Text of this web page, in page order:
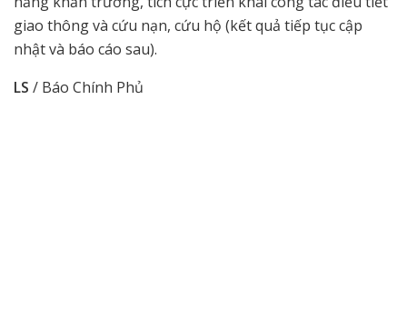
giao thông và cứu nạn, cứu hộ (kết quả tiếp tục cập
nhật và báo cáo sau).
LS / Báo Chính Phủ